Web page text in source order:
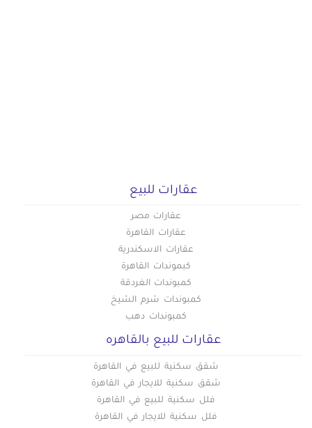
عقارات للبيع
عقارات مصر
عقارات القاهرة
عقارات الاسكندرية
كبموندات القاهرة
كمبوندات الغردقة
كمبوندات شرم الشيخ
كمبوندات دهب
عقارات للبيع بالقاهره
شقق سكنية للبيع في القاهرة
شقق سكنية للايجار في القاهرة
فلل سكنية للبيع في القاهرة
فلل سكنية للايجار في القاهرة